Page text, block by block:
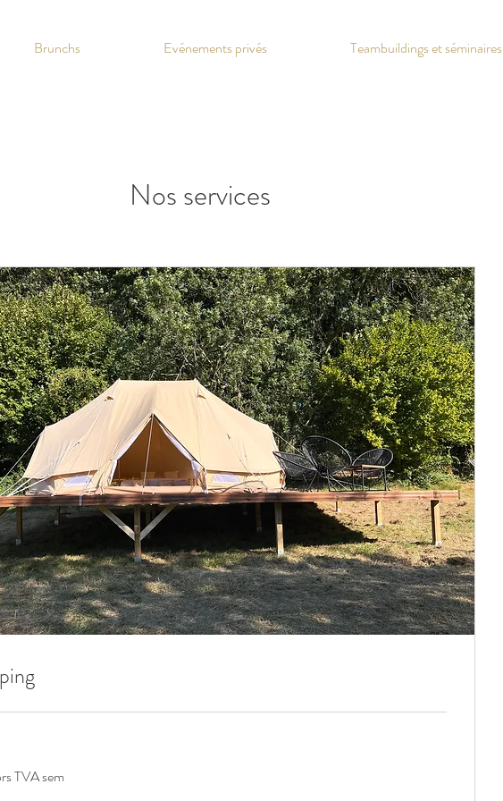
Brunchs Evénements privés Teambuildings et séminaires
Nos services
TVA sem